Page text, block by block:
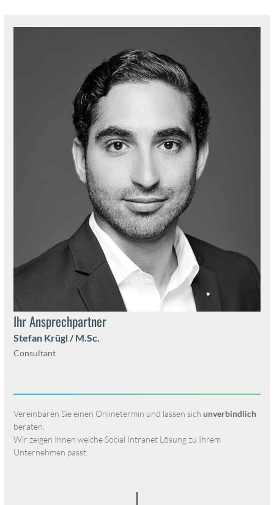
Ihr Ansprech­part­ner
Ste­fan Krügl / M.Sc.
Con­sul­tant
Vere­in­baren Sie einen Onlineter­min und lassen sichunverbindlich
berat­en.
Wir zeigen Ihnen welche Social Intranet Lösung zu Ihrem
Unternehmen passt.